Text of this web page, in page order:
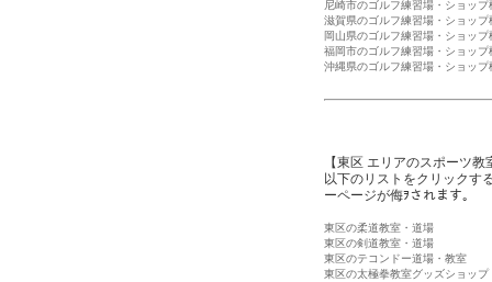
尼崎市のゴルフ練習場・ショップ
滋賀県のゴルフ練習場・ショップ
岡山県のゴルフ練習場・ショップ
福岡市のゴルフ練習場・ショップ
沖縄県のゴルフ練習場・ショップ
【東区 エリアのスポーツ
以下のリストをクリックす
ーページが侮ｦされます。
東区の柔道教室・道場
東区の剣道教室・道場
東区のテコンドー道場・教室
東区の太極拳教室グッズショップ